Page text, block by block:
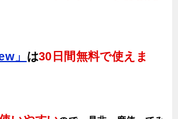
」 は30日間無料で使えま